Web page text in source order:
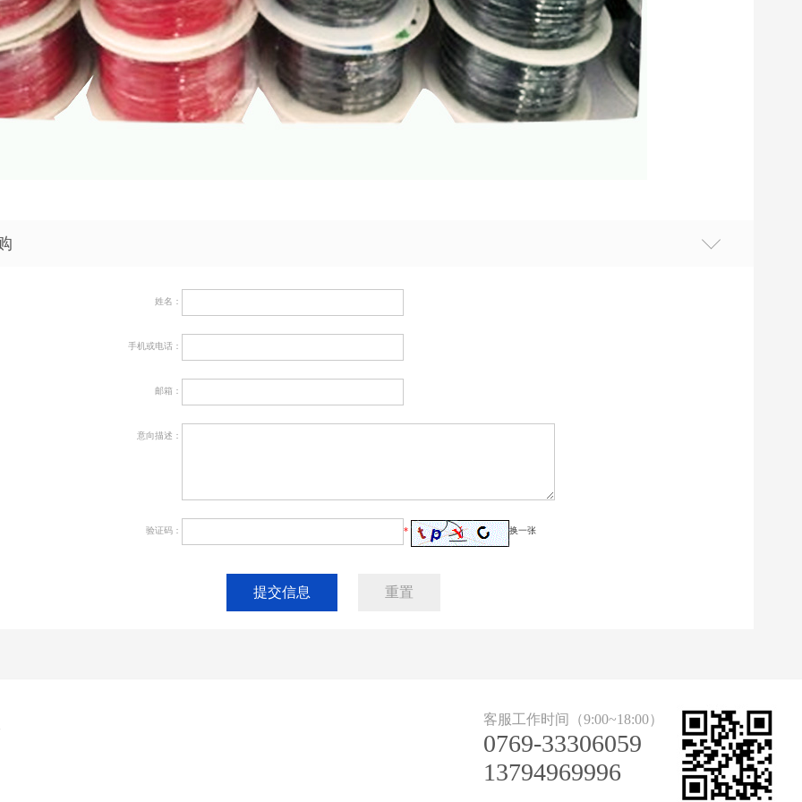
姓名：
手机或电话：
邮箱：
意向描述：
验证码： * 换一张
提交信息 重置
客服工作时间（9:00~18:00）
0769-33306059
13794969996